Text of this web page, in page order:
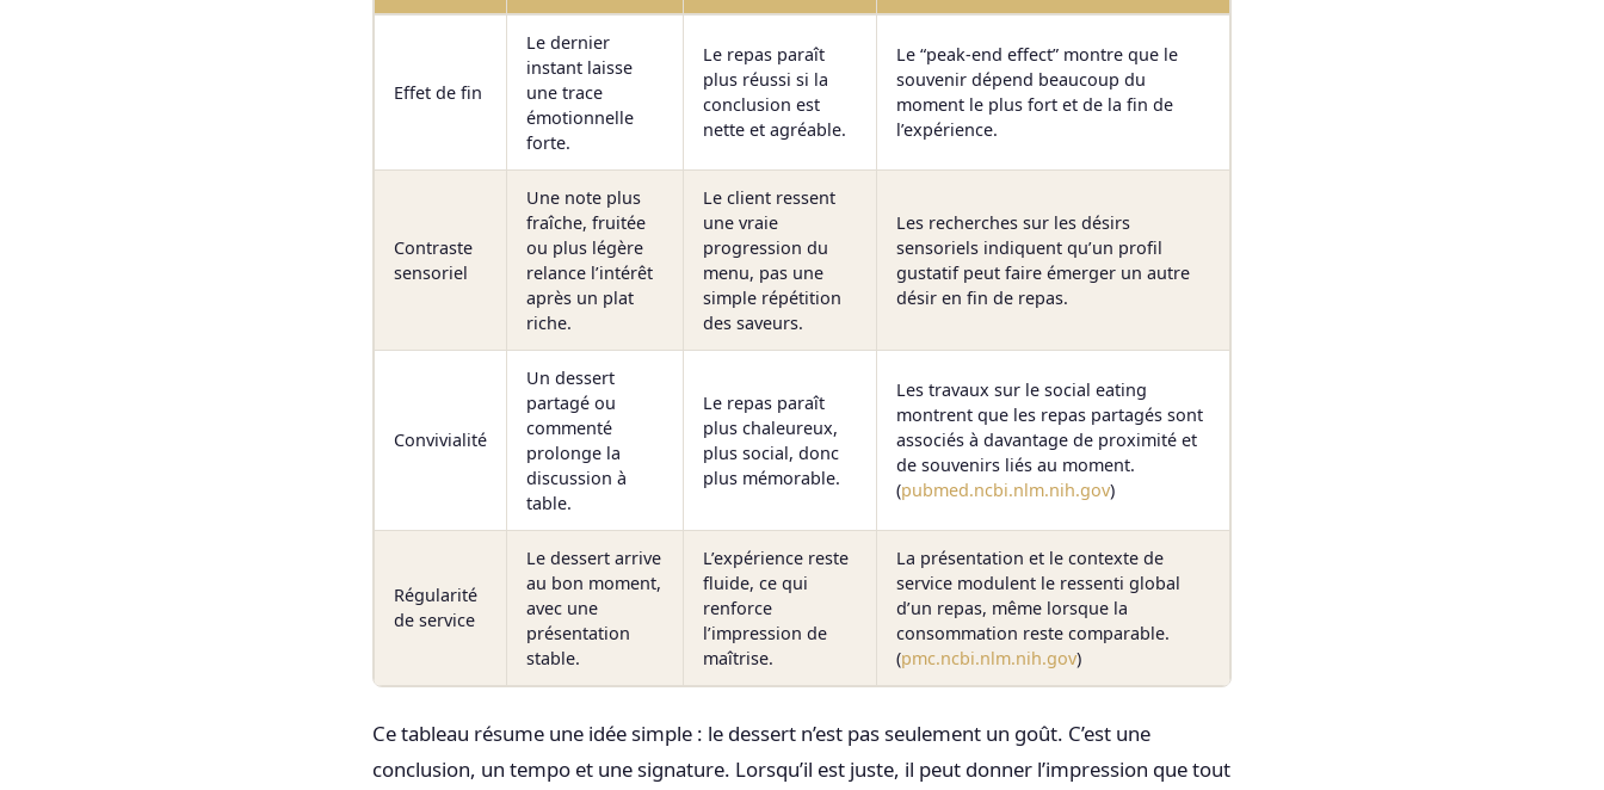
Effet de fin
Le dernier
instant laisse
une trace
émotionnelle
forte.
Le repas paraît
plus réussi si la
conclusion est
nette et agréable.
Le “peak-end effect” montre que le
souvenir dépend beaucoup du
moment le plus fort et de la fin de
l’expérience.
Contraste
sensoriel
Une note plus
fraîche, fruitée
ou plus légère
relance l’intérêt
après un plat
riche.
Le client ressent
une vraie
progression du
menu, pas une
simple répétition
des saveurs.
Les recherches sur les désirs
sensoriels indiquent qu’un profil
gustatif peut faire émerger un autre
désir en fin de repas.
Convivialité
Un dessert
partagé ou
commenté
prolonge la
discussion à
table.
Le repas paraît
plus chaleureux,
plus social, donc
plus mémorable.
Les travaux sur le social eating
montrent que les repas partagés sont
associés à davantage de proximité et
de souvenirs liés au moment.
(pubmed.ncbi.nlm.nih.gov)
Régularité
de service
Le dessert arrive
au bon moment,
avec une
présentation
stable.
L’expérience reste
fluide, ce qui
renforce
l’impression de
maîtrise.
La présentation et le contexte de
service modulent le ressenti global
d’un repas, même lorsque la
consommation reste comparable.
(pmc.ncbi.nlm.nih.gov)
Ce tableau résume une idée simple : le dessert n’est pas seulement un goût. C’est une
conclusion, un tempo et une signature. Lorsqu’il est juste, il peut donner l’impression que tout